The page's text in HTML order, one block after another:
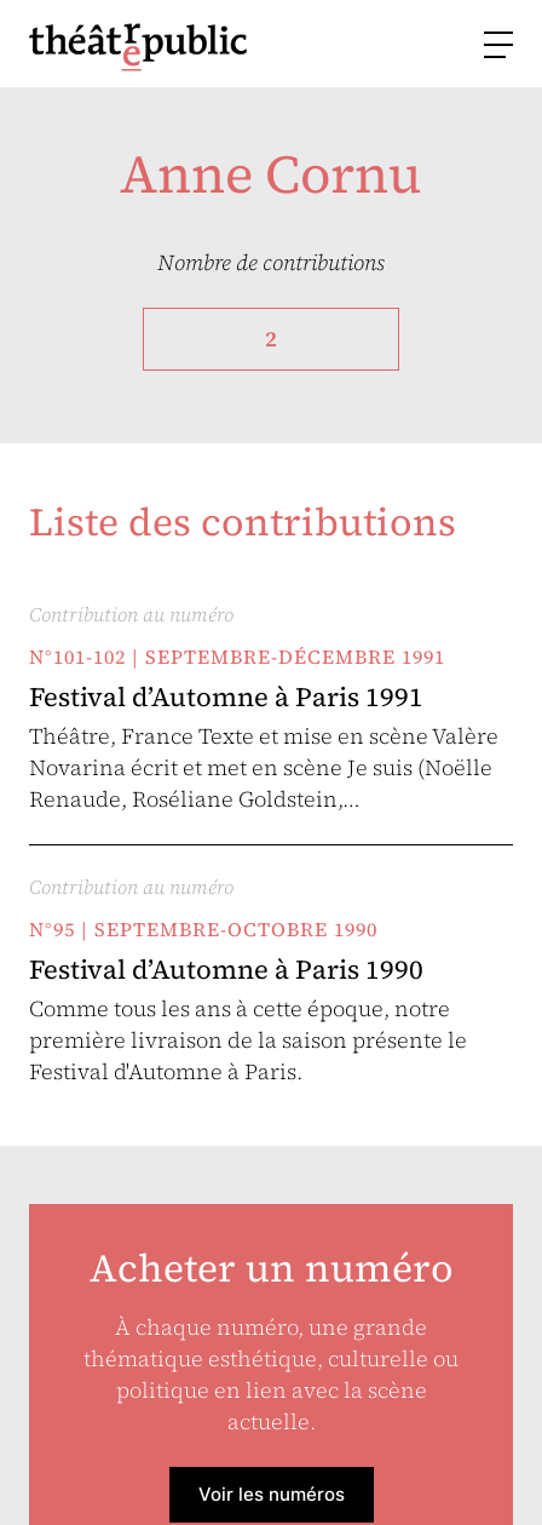
Anne Cornu
Nombre de contributions
2
Liste des contributions
Contribution au numéro
N°101-102 | SEPTEMBRE-DÉCEMBRE 1991
Festival d’Automne à Paris 1991
Théâtre, France Texte et mise en scène Valère
Novarina écrit et met en scène Je suis (Noëlle
Renaude, Roséliane Goldstein,…
Contribution au numéro
N°95 | SEPTEMBRE-OCTOBRE 1990
Festival d’Automne à Paris 1990
Comme tous les ans à cette époque, notre
première livraison de la saison présente le
Festival d'Automne à Paris.
Acheter un numéro
À chaque numéro, une grande
thématique esthétique, culturelle ou
politique en lien avec la scène
actuelle.
Voir les numéros